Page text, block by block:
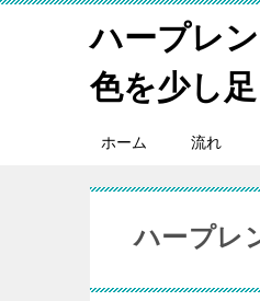
ハープレ
色を少し
ホーム 流れ
ハープレ